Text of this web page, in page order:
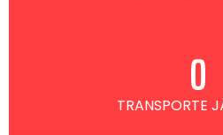
TRANSPORTE
0